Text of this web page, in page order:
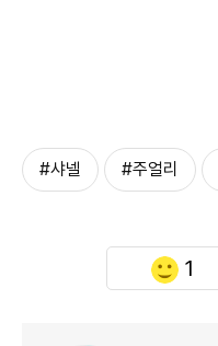
#샤넬 #주얼리
1